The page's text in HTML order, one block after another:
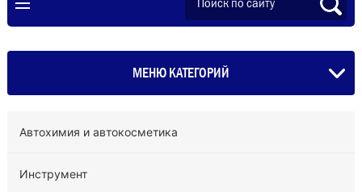
МЕНЮ КАТЕГОРИЙ
Автохимия и автокосметика
Инструмент